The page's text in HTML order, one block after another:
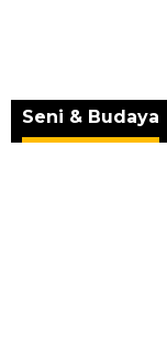
Seni & Budaya
BERKARYA